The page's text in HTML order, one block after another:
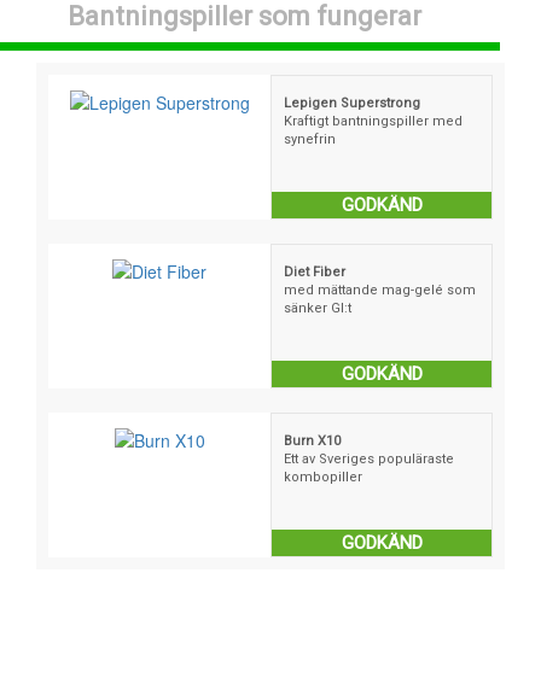
Bantningspiller som fungerar
Lepigen Superstrong
Kraftigt bantningspiller med
synefrin
GODKÄND
Diet Fiber
med mättande mag-gelé som
sänker GI:t
GODKÄND
Burn X10
Ett av Sveriges populäraste
kombopiller
GODKÄND